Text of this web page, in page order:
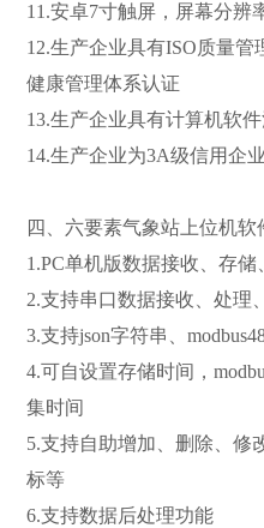
11.安卓7寸触屏，屏幕分
12.生产企业具有ISO质量
健康管理体系认证
13.生产企业具有计算机软
14.生产企业为3A级信用企业
四、六要素气象站上位机软
1.PC单机版数据接收、存
2.支持串口数据接收、处理
3.支持json字符串、
4.可自设置存储时间，
集时间
5.支持自助增加、删除、修
标等
6.支持数据后处理功能